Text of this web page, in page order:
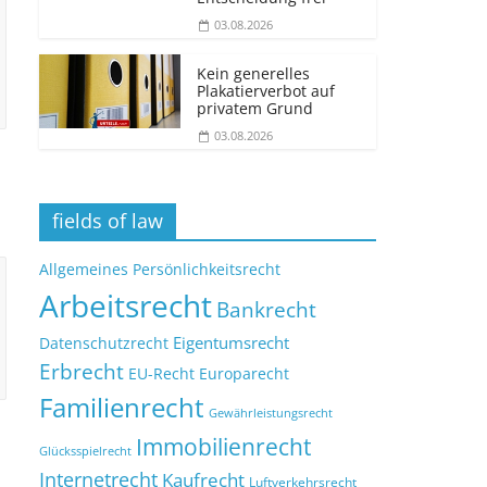
03.08.2026
Kein generelles
Plakatierverbot auf
privatem Grund
03.08.2026
fields of law
Allgemeines Persönlichkeitsrecht
ArbeitsrechtBankrecht
Datenschutzrecht Eigentumsrecht
Erbrecht EU-Recht Europarecht
Familienrecht Gewährleistungsrecht
Glücksspielrecht Immobilienrecht
Internetrecht Kaufrecht Luftverkehrsrecht